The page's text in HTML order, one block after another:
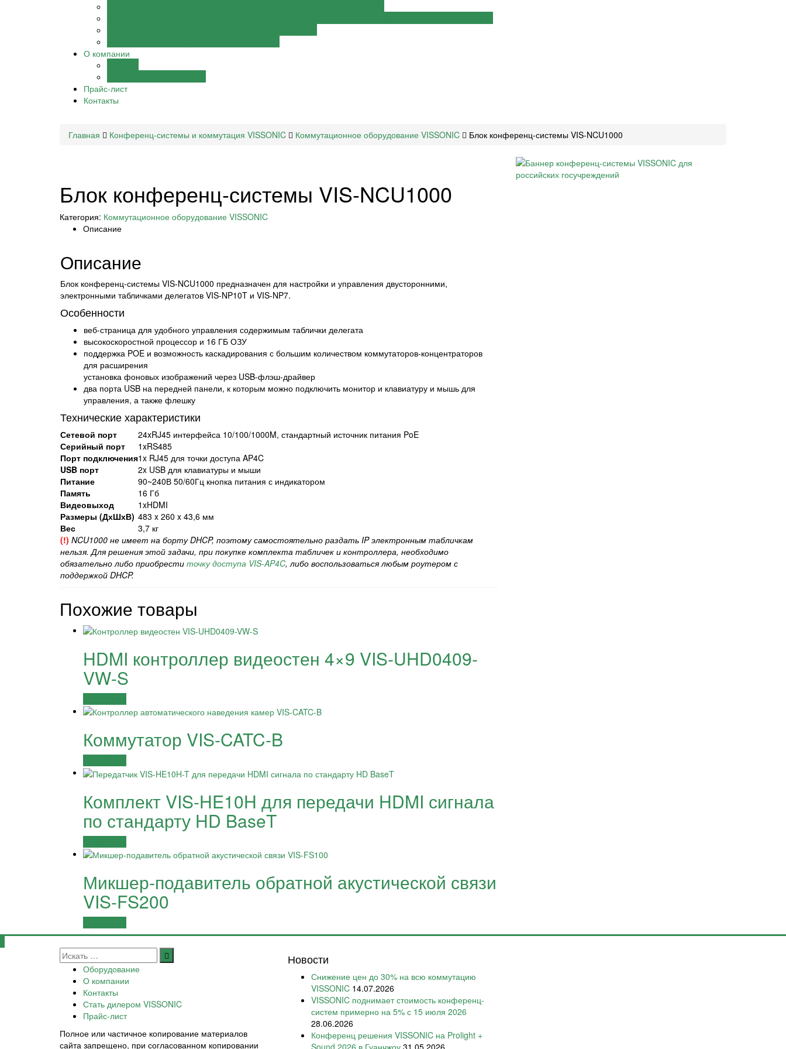
О компании
Прайс-лист
Контакты
Главная Конференц-системы и коммутация VISSONIC Коммутационное оборудование VISSONIC Блок конференц-системы VIS-NCU1000
Блок конференц-системы VIS-NCU1000
Категория: Коммутационное оборудование VISSONIC
Описание
Описание
Блок конференц-системы VIS-NCU1000 предназначен для настройки и управления двусторонними,
электронными табличками делегатов VIS-NP10T и VIS-NP7.
Особенности
веб-страница для удобного управления содержимым таблички делегата
высокоскоростной процессор и 16 ГБ ОЗУ
поддержка POE и возможность каскадирования с большим количеством коммутаторов-концентраторов
для расширения
установка фоновых изображений через USB-флэш-драйвер
два порта USB на передней панели, к которым можно подключить монитор и клавиатуру и мышь для
управления, а также флешку
Технические характеристики
Сетевой порт
24xRJ45 интерфейса 10/100/1000M, стандартный источник питания PoE
Серийный порт
1xRS485
Порт подключения1x RJ45 для точки доступа AP4C
USB порт
2x USB для клавиатуры и мыши
Питание
90~240В 50/60Гц кнопка питания с индикатором
Память
16 Гб
Видеовыход
1xHDMI
Размеры (ДхШхВ) 483 x 260 x 43,6 мм
Вес
3,7 кг
(!) NCU1000 не имеет на борту DHCP, поэтому самостоятельно раздать IP электронным табличкам
нельзя. Для решения этой задачи, при покупке комплекта табличек и контроллера, необходимо
обязательно либо приобрести точку доступа VIS-AP4C, либо воспользоваться любым роутером с
поддержкой DHCP.
Похожие товары
HDMI контроллер видеостен 4×9 VIS-UHD0409-
VW-S
Коммутатор VIS-CATC-B
Комплект VIS-HE10H для передачи HDMI сигнала
по стандарту HD BaseT
Микшер-подавитель обратной акустической связи
VIS-FS200
Оборудование
О компании
Контакты
Стать дилером VISSONIC
Прайс-лист
Полное или частичное копирование материалов
сайта запрещено, при согласованном копировании
Новости
Снижение цен до 30% на всю коммутацию
VISSONIC 14.07.2026
VISSONIC поднимает стоимость конференц-
систем примерно на 5% с 15 июля 2026
28.06.2026
Конференц решения VISSONIC на Prolight +
Sound 2026 в Гуанчжоу 31.05.2026